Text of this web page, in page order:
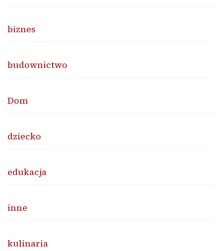
biznes
budownictwo
Dom
dziecko
edukacja
inne
kulinaria